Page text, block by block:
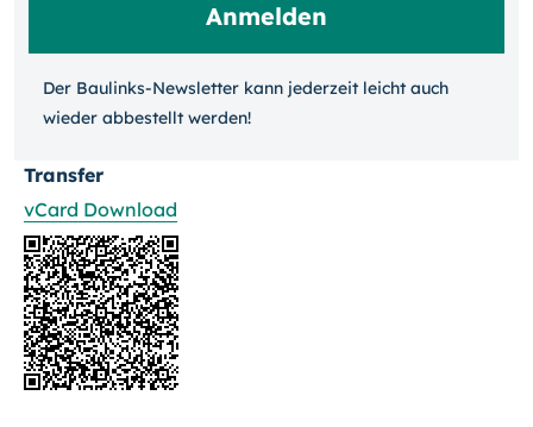
Der Baulinks-Newsletter kann jeder­zeit leicht auch
wieder ab­bestellt werden!
Transfer
vCard Download